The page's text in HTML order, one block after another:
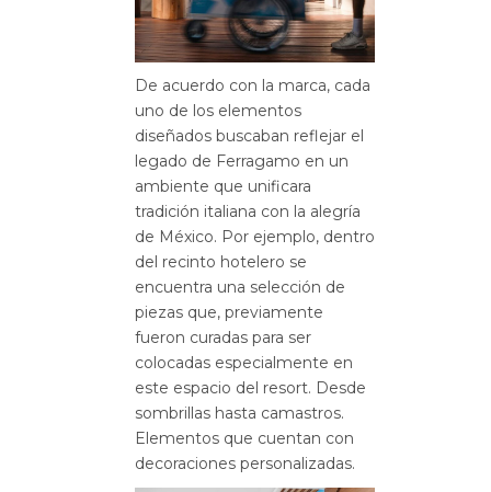
De acuerdo con la marca, cada
uno de los elementos
diseñados buscaban reflejar el
legado de Ferragamo en un
ambiente que unificara
tradición italiana con la alegría
de México. Por ejemplo, dentro
del recinto hotelero se
encuentra una selección de
piezas que, previamente
fueron curadas para ser
colocadas especialmente en
este espacio del resort. Desde
sombrillas hasta camastros.
Elementos que cuentan con
decoraciones personalizadas.